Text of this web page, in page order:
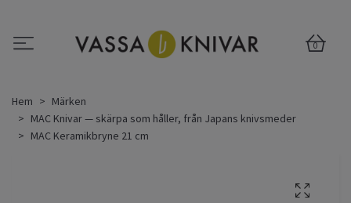
0
Hem
Märken
MAC Knivar — skärpa som håller, från Japans knivsmeder
MAC Keramikbryne 21 cm